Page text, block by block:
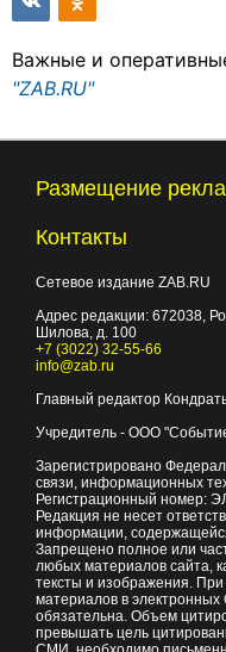
Важные и
"ZAB.RU"
Размещение
Контакты
Сетевое издание ZAB.RU
Адрес редакции: 672038,
Шилова, д. 100
+7 (3022) 32-55-66
info@zab.ru
Главный редактор
Учредитель - ООО
Зарегистрировано
связи, информационных
Регистрационный номер:
Редакция не несет
информации,
Запрещено полное или
любых материалов сайта,
тексты и изображения.
материалов в
обязательна. Объем
превышать цель